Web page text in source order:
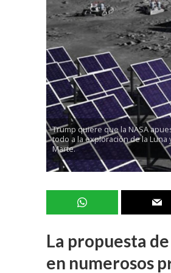
Trump quiere que la NASA
todo a la exploración de la Luna
Marte.
La propuesta
en numerosos